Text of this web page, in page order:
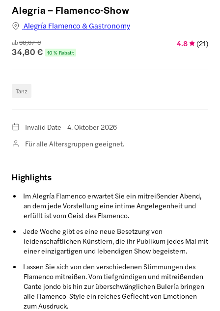
Alegría – Flamenco-Show
Alegría Flamenco & Gastronomy
ab38,67 €
34,80 € 10 % Rabatt
4.8 (21)
Tanz
Invalid Date - 4. Oktober 2026
Für alle Altersgruppen geeignet.
Highlights
Im Alegría Flamenco erwartet Sie ein mitreißender Abend,
an dem jede Vorstellung eine intime Angelegenheit und
erfüllt ist vom Geist des Flamenco.
Jede Woche gibt es eine neue Besetzung von
leidenschaftlichen Künstlern, die ihr Publikum jedes Mal mit
einer einzigartigen und lebendigen Show begeistern.
Lassen Sie sich von den verschiedenen Stimmungen des
Flamenco mitreißen. Vom tiefgründigen und mitreißenden
Cante jondo bis hin zur überschwänglichen Bulería bringen
alle Flamenco-Style ein reiches Geflecht von Emotionen
zum Ausdruck.